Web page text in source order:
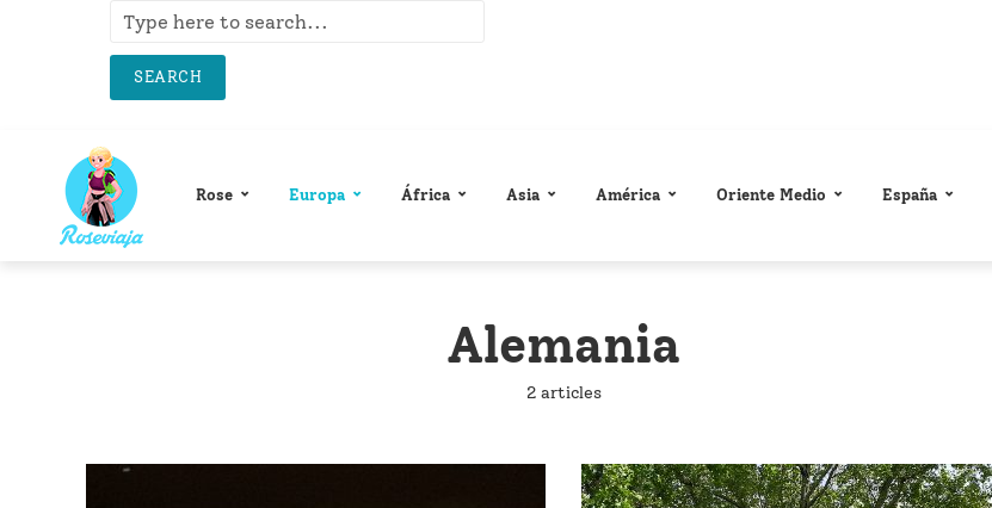
SEARCH
Rose Europa África Asia América Oriente Medio España
Alemania
2 articles